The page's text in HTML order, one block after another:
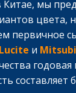
Китае, мы
цвета,
первичное
Lucite и
составляет